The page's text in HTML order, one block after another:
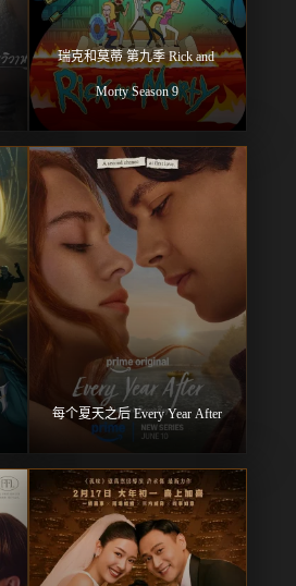
瑞克和莫蒂 第九季 Rick and
Morty Season 9
每个夏天之后 Every Year After